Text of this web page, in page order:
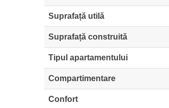
Suprafață utilă
Suprafață construită
Tipul apartamentului
Compartimentare
Confort